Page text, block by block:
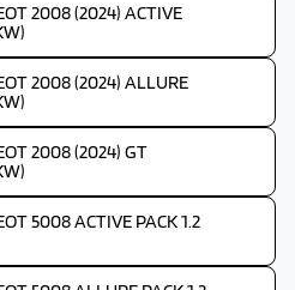
2008 (2024) ACTIVE
2008 (2024) ALLURE
2008 (2024) GT
5008 ACTIVE PACK 1.2